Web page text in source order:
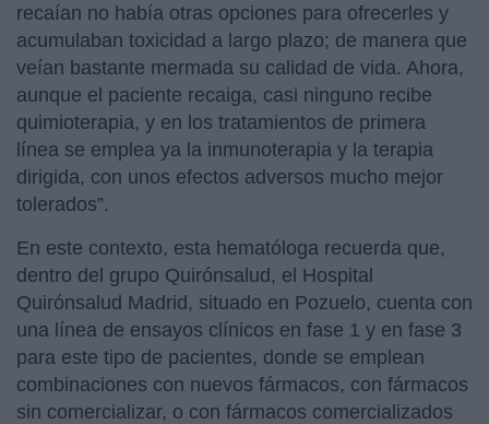
recaían no había otras opciones para ofrecerles y
acumulaban toxicidad a largo plazo; de manera que
veían bastante mermada su calidad de vida. Ahora,
aunque el paciente recaiga, casi ninguno recibe
quimioterapia, y en los tratamientos de primera
línea se emplea ya la inmunoterapia y la terapia
dirigida, con unos efectos adversos mucho mejor
tolerados”.
En este contexto, esta hematóloga recuerda que,
dentro del grupo Quirónsalud, el Hospital
Quirónsalud Madrid, situado en Pozuelo, cuenta con
una línea de ensayos clínicos en fase 1 y en fase 3
para este tipo de pacientes, donde se emplean
combinaciones con nuevos fármacos, con fármacos
sin comercializar, o con fármacos comercializados